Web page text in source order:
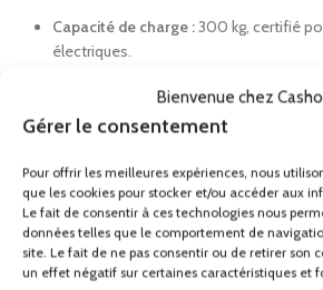
Bienvenue chez
Gérer le consentement
Pour offrir les meilleures expériences, nous
que les cookies pour stocker et/ou accéder aux
Le fait de consentir à ces technologies nous
données telles que le comportement de
site. Le fait de ne pas consentir ou de retirer son
un effet négatif sur certaines caractéristiques et
Capacité de charge :300 kg, certifié
électriques.
Transport aisé :Elle se plie en deux
longueur et se transporte facilement
Stockage :Option sacoche de
protéger la rampe après usage.
Mise aux normes ERP et